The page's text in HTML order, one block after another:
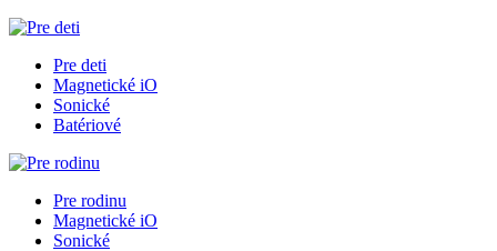
Pre deti
Magnetické iO
Sonické
Batériové
Pre rodinu
Magnetické iO
Sonické